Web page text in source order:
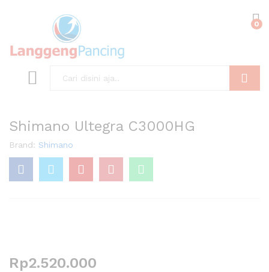
0
Shimano Ultegra C3000HG
Brand: Shimano
Rp2.520.000